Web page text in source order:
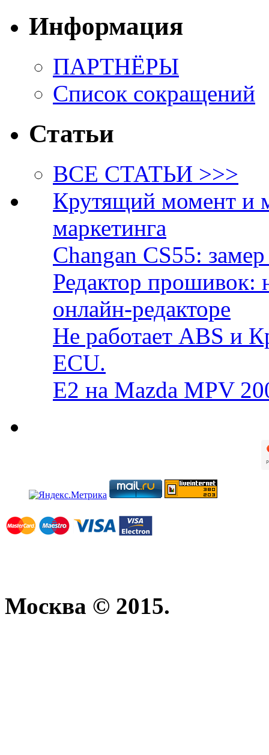
Информация
ПАРТНЁРЫ
Список сокращений
Статьи
ВСЕ СТАТЬИ >>>
Крутящий момент и
маркетинга
Changan CS55:
Редактор прошивок:
онлайн-редакторе
Не работает ABS и
ECU.
E2 на Mazda MPV
Москва © 2015.